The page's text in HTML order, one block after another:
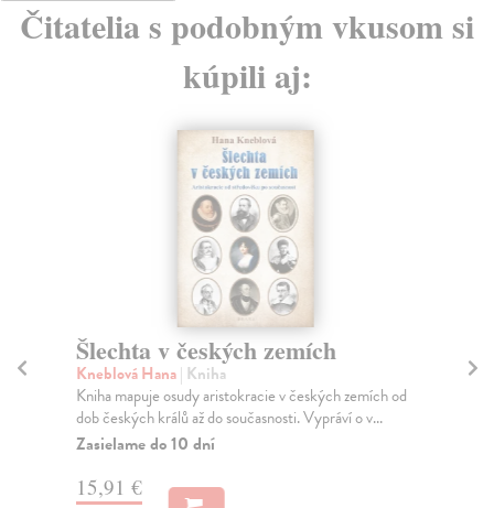
Čitatelia s podobným vkusom si
kúpili aj:
Šlechta v českých zemích
Kneblová Hana| Kniha
Kniha mapuje osudy aristokracie v českých zemích od
dob českých králů až do současnosti. Vypráví o v...
Zasielame do 10 dní
15,91 €